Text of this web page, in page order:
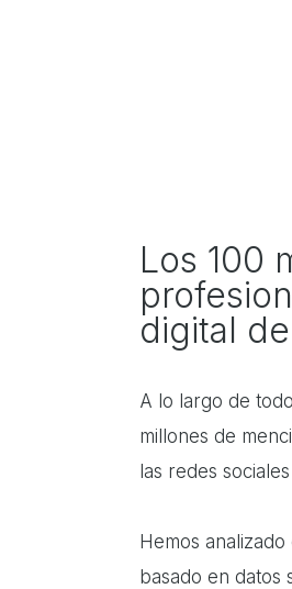
Los 100
digital
A lo largo de
millones de
las redes
Hemos
basado en